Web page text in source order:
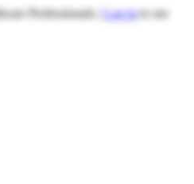
Professionals | Log into see